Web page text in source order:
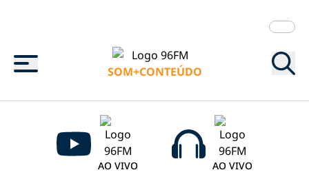
Menu
SOM+CONTEÚDO
AO VIVO AO VIVO